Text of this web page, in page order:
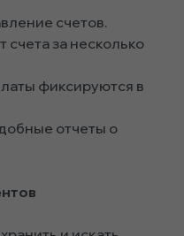
счетов.
за несколько
фиксируются в
отчеты о